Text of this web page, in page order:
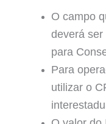
O campo
deverá
para
Para
utilizar o